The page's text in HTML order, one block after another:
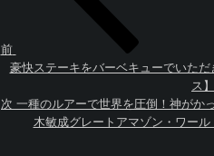
ョ
ン
前
豪快ステーキをバーベキューでいた
ス】
次
次 一種のルアーで世界を圧倒！神がか
木敏成グレートアマゾン・ワール